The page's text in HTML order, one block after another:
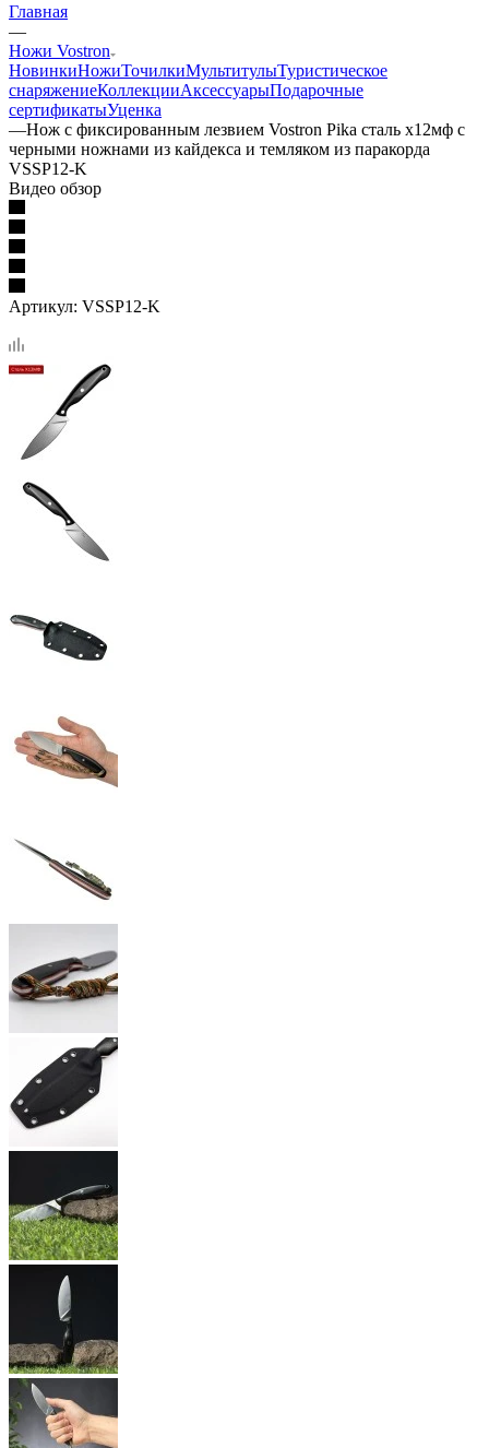
Главная
—
Ножи Vostron
НовинкиНожиТочилкиМультитулыТуристическое
снаряжениеКоллекцииАксессуарыПодарочные
сертификатыУценка
—Нож с фиксированным лезвием Vostron Pika сталь х12мф с
черными ножнами из кайдекса и темляком из паракорда
VSSP12-K
Видео обзор
Артикул: VSSP12-K